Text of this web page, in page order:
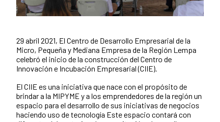
News content
29 abril 2021, El Centro de Desarrollo Empresarial de la
Micro, Pequeña y Mediana Empresa de la Región Lempa
celebró el inicio de la construcción del Centro de
Innovación e Incubación Empresarial (CIIE).
El CIIE es una iniciativa que nace con el propósito de
brindar a la MIPYME y a los emprendedores de la región un
espacio para el desarrollo de sus iniciativas de negocios
haciendo uso de tecnología Este espacio contará con